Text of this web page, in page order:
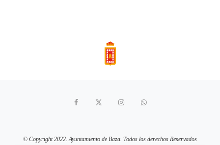
© Copyright 2022. Ayuntamiento de Baza. Todos los derechos Reservados